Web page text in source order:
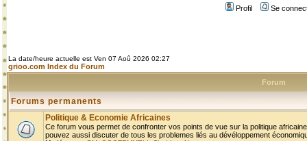
Profil
Se
La date/heure actuelle est Ven 07 Aoû 2026 02:27
grioo.com Index du Forum
Forum
Forums permanents
Politique & Economie Africaines
Ce forum vous permet de confronter vos points de vue sur la politique
pouvez aussi discuter de tous les problemes liés au dévéloppement